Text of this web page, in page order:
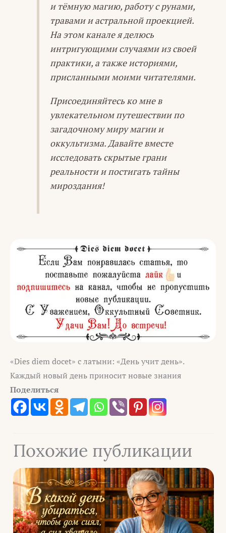
и тёмную магию, работу с рунами,
травами и астральной проекцией.
На этом канале я делюсь
интригующими случаями из своей
практики, а также историями,
присланными моими читателями.
Присоединяйтесь ко мне в
увлекательном путешествии по
загадочному миру магии и
оккультизма. Давайте вместе
исследовать скрытые грани
реальности и постигать тайны
мироздания!
«Dies diem docet» с латыни: «День учит день».
Каждый новый день приносит новые знания
Поделиться
Похожие публикации